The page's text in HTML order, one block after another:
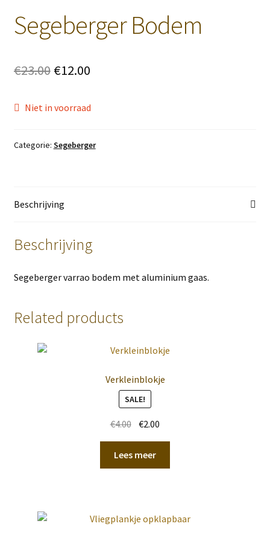
Segeberger Bodem
€23.00 Original
was:
€12.00Current
is:
Niet in voorraad
Categorie: Segeberger
Beschrijving
Beschrijving
Segeberger varrao bodem met aluminium gaas.
Related products
Verkleinblokje
SALE!
€4.00 Original
was:
€4.00.
€2.00
€2.00.
Lees meer